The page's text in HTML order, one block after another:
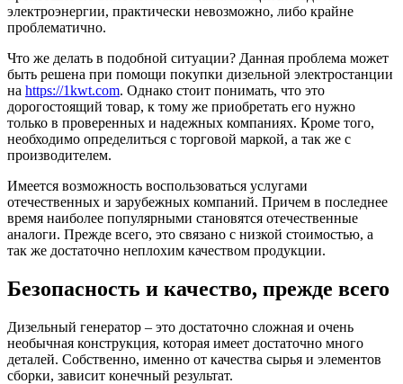
электроэнергии, практически невозможно, либо крайне
проблематично.
Что же делать в подобной ситуации? Данная проблема может
быть решена при помощи покупки дизельной электростанции
на https://1kwt.com. Однако стоит понимать, что это
дорогостоящий товар, к тому же приобретать его нужно
только в проверенных и надежных компаниях. Кроме того,
необходимо определиться с торговой маркой, а так же с
производителем.
Имеется возможность воспользоваться услугами
отечественных и зарубежных компаний. Причем в последнее
время наиболее популярными становятся отечественные
аналоги. Прежде всего, это связано с низкой стоимостью, а
так же достаточно неплохим качеством продукции.
Безопасность и качество, прежде всего
Дизельный генератор – это достаточно сложная и очень
необычная конструкция, которая имеет достаточно много
деталей. Собственно, именно от качества сырья и элементов
сборки, зависит конечный результат.